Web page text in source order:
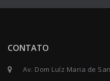
CONTATO
Av. Dom Luíz Maria de